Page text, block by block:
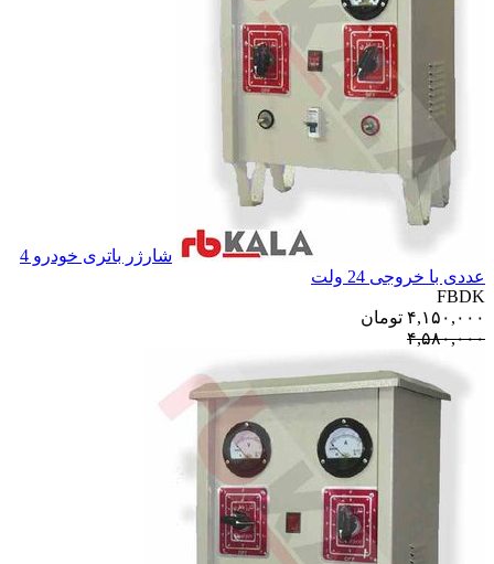
شارژر باتری خودرو 4
عددی با خروجی 24 ولت
FBDK
۴,۱۵۰,۰۰۰ تومان
۴,۵۸۰,۰۰۰